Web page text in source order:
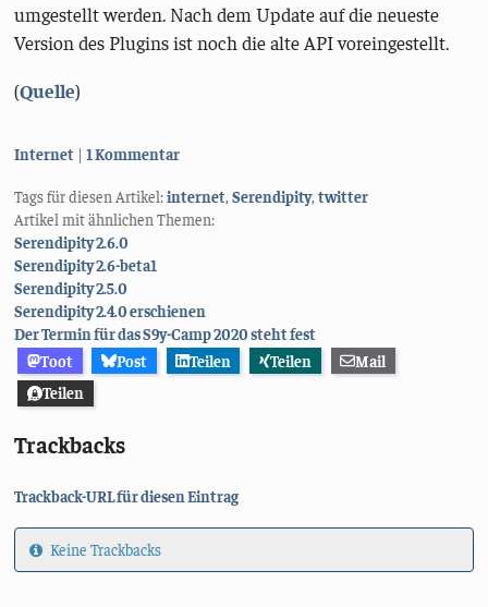
umgestellt werden. Nach dem Update auf die neueste
Version des Plugins ist noch die alte API voreingestellt.
(Quelle)
Kategorien:
Internet 1 Kommentar
Tags für diesen Artikel:internet ,Serendipity,twitter
Artikel mit ähnlichen Themen:
Serendipity 2.6.0
Serendipity 2.6-beta1
Serendipity 2.5.0
Serendipity 2.4.0 erschienen
Der Termin für das S9y-Camp 2020 steht fest
Toot
Post Teilen Teilen
Mail
Teilen
Trackbacks
Trackback-URL für diesen Eintrag
Keine Trackbacks